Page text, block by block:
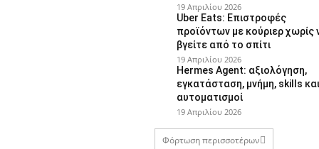
19 Απριλίου 2026
Uber Eats: Επιστροφές
προϊόντων με κούριερ χωρίς
βγείτε από το σπίτι
19 Απριλίου 2026
Hermes Agent: αξιολόγηση,
εγκατάσταση, μνήμη, skills και
αυτοματισμοί
19 Απριλίου 2026
Φόρτωση περισσοτέρων